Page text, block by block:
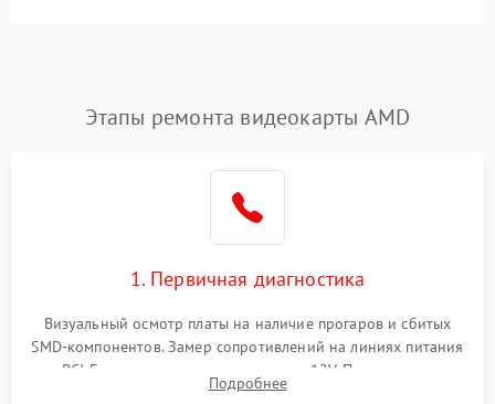
Этапы ремонта видеокарты AMD
1. Первичная диагностика
Визуальный осмотр платы на наличие прогаров и сбитых
SMD-компонентов. Замер сопротивлений на линиях питания
PCI-E и дополнительных разъемах 12V. Проверка на
короткое замыкание основных дросселей питания GPU и
Подробнее